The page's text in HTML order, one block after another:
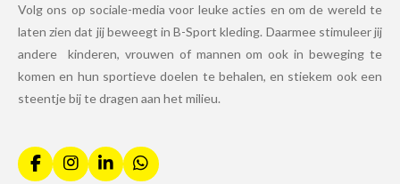
Volg ons op sociale-media voor leuke acties en om de wereld te
laten zien dat jij beweegt in B-Sport kleding. Daarmee stimuleer jij
andere kinderen, vrouwen of mannen om ook in beweging te
komen en hun sportieve doelen te behalen, en stiekem ook een
steentje bij te dragen aan het milieu.
F
I
L
W